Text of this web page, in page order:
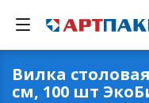
Вилка
см, 100 шт